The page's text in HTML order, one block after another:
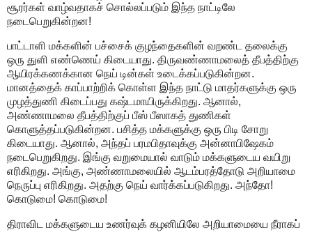
சூரர்கள் வாழ்வதாகச் சொல்லப்படும் இந்த நாட்டிலே
நடைபெறுகின்றன!
பாட்டாளி மக்களின் பச்சைக் குழந்தைகளின் வறண்ட தலைக்கு
ஒரு துளி எண்ணெய் கிடையாது. திருவண்ணாமலைத் தீபத்திற்கு
ஆயிரக்கணக்கான நெய் டின்கள் உடைக்கப்படுகின்றன.
மானத்தைக் காப்பாற்றிக் கொள்ள இந்த நாட்டு மாதர்களுக்கு ஒரு
முழத்துணி கிடைப்பது கஷ்டமாயிருக்கிறது. ஆனால்,
அண்ணாமலை தீபத்திற்குப் பீஸ் பீஸாகத் துணிகள்
கொளுத்தப்படுகின்றன. பசித்த மக்களுக்கு ஒரு பிடி சோறு
கிடையாது. ஆனால், அந்தப் பரமபிதாவுக்கு அன்னாபிஷேகம்
நடைபெறுகிறது. இங்கு வறுமையால் வாடும் மக்களுடைய வயிறு
எரிகிறது. அங்கு, அண்ணாமலையில் ஆடம்பரத்தோடு அறியாமை
நெருப்பு எரிகிறது. அதற்கு நெய் வார்க்கப்படுகிறது. அந்தோ!
கொடுமை! கொடுமை!
திராவிட மக்களுடைய உணர்வுக் கழனியிலே அறியாமையை நீராகப்